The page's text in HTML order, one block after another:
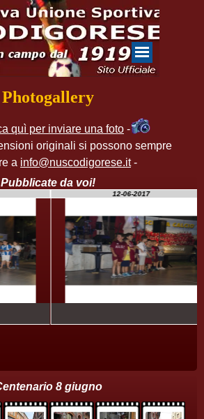
Photogallery
quì per inviare una foto -
originali si possono sempre
a info@nuscodigorese.it-
Pubblicate da voi!
12-06-2017
8 giugno